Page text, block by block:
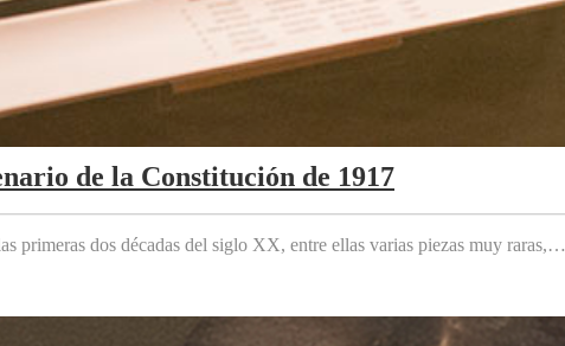
de la Constitución de 1917
primeras dos décadas del siglo XX, entre ellas varias piezas muy raras,…